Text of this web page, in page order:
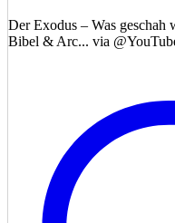
Der Exodus – Was geschah
Bibel & Arc... via